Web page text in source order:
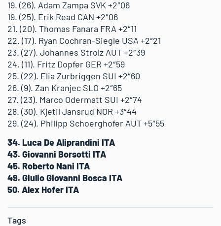
19. (26). Adam Zampa SVK +2″06
19. (25). Erik Read CAN +2″06
21. (20). Thomas Fanara FRA +2″11
22. (17). Ryan Cochran-Siegle USA +2″21
23. (27). Johannes Strolz AUT +2″39
24. (11). Fritz Dopfer GER +2″59
25. (22). Elia Zurbriggen SUI +2″60
26. (9). Zan Kranjec SLO +2″65
27. (23). Marco Odermatt SUI +2″74
28. (30). Kjetil Jansrud NOR +3″44
29. (24). Philipp Schoerghofer AUT +5″55
34. Luca De Aliprandini ITA
43. Giovanni Borsotti ITA
45. Roberto Nani ITA
49. Giulio Giovanni Bosca ITA
50. Alex Hofer ITA
Tags